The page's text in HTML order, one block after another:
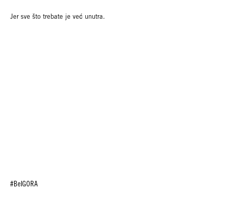
Jer sve što trebate je već unutra.
#BeIGORA